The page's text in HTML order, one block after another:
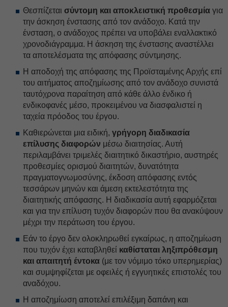
Θεσπίζεται σύντομη και αποκλειστική προθεσμία για
την άσκηση ένστασης από τον ανάδοχο. Κατά την
ένσταση, ο ανάδοχος πρέπει να υποβάλει εναλλακτικό
χρονοδιάγραμμα. Η άσκηση της ένστασης αναστέλλει
τα αποτελέσματα της απόφασης σύντμησης.
Η αποδοχή της απόφασης της Προϊσταμένης Αρχής επί
του αιτήματος αποζημίωσης από τον ανάδοχο συνιστά
ταυτόχρονα παραίτηση από κάθε άλλο ένδικο ή
ενδικοφανές μέσο, προκειμένου να διασφαλιστεί η
ταχεία πρόοδος του έργου.
Καθιερώνεται μια ειδική, γρήγορη διαδικασία
επίλυσης διαφορών μέσω διαιτησίας. Αυτή
περιλαμβάνει τριμελές διαιτητικό δικαστήριο, αυστηρές
προθεσμίες ορισμού διαιτητών, δυνατότητα
πραγματογνωμοσύνης, έκδοση απόφασης εντός
τεσσάρων μηνών και άμεση εκτελεστότητα της
διαιτητικής απόφασης. Η διαδικασία αυτή εφαρμόζεται
και για την επίλυση τυχόν διαφορών που θα ανακύψουν
μέχρι την περάτωση του έργου.
Εάν το έργο δεν ολοκληρωθεί εγκαίρως, η αποζημίωση
που τυχόν έχει καταβληθεί καθίσταται ληξιπρόθεσμη
και απαιτητή έντοκα (με τον νόμιμο τόκο υπερημερίας)
και συμψηφίζεται με οφειλές ή εγγυητικές επιστολές του
αναδόχου.
Η αποζημίωση αποτελεί επιλέξιμη δαπάνη και